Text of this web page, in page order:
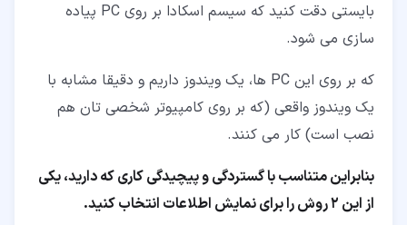
بایستی دقت کنید که سیسم اسکادا بر روی PC پیاده
سازی می شود.
که بر روی این PC ها، یک ویندوز داریم و دقیقا مشابه با
یک ویندوز واقعی (که بر روی کامپیوتر شخصی تان هم
نصب است) کار می کنند.
بنابراین متناسب با گستردگی و پیچیدگی کاری که دارید، یکی
از این 2 روش را برای نمایش اطلاعات انتخاب کنید.